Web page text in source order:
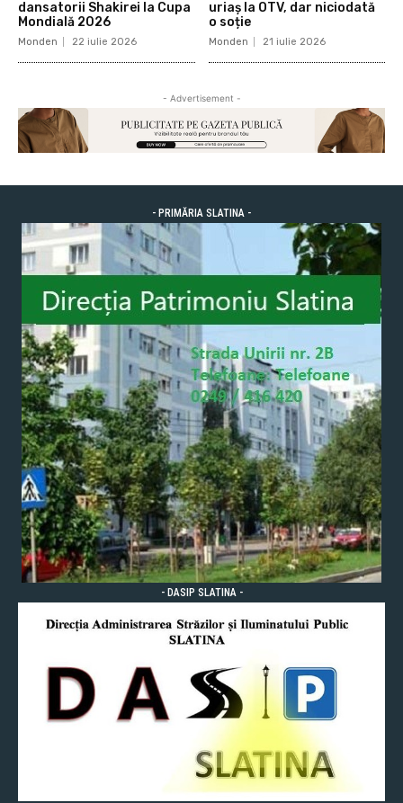
dansatorii Shakirei la Cupa
Mondială 2026
Monden 22 iulie 2026
uriaș la OTV, dar niciodată
o soție
Monden 21 iulie 2026
- Advertisement -
- PRIMĂRIA SLATINA -
- DASIP SLATINA -